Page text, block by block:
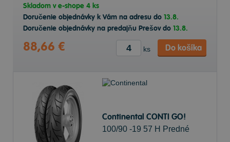
Skladom ve-shope 4 ks
Doručenie objednávky k Vám na adresu do 13.8.
Doručenie objednávky na predajňu Prešov do 13.8.
88,66 € ks Do košíka
Continental CONTI GO!
100/90 -19 57 H Predné